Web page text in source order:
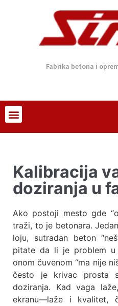
Fabrika betona i
Kalibracija
doziranja u
Ako postoji mesto gde
traži, to je betonara.
loju, sutradan beton
pitate da li je problem u
onom čuvenom “ma nije
često je krivac prosta
doziranja. Kad vaga
ekranu—laže i kvalitet,